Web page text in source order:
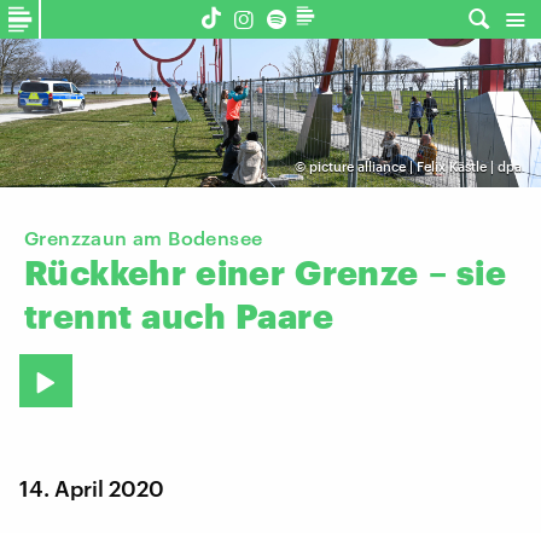
©picture alliance | Felix Kästle | dpa
Grenzzaun am Bodensee
Rückkehr einer Grenze – sie
trennt auch Paare
14. April 2020